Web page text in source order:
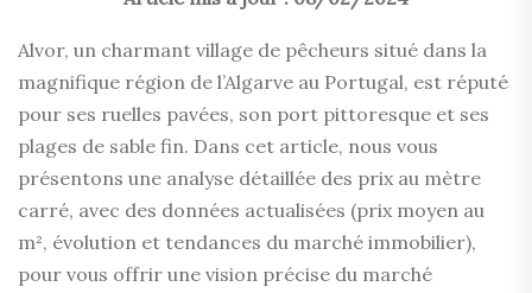
Alvor, un charmant village de pêcheurs situé dans la
magnifique région de l’Algarve au Portugal, est réputé
pour ses ruelles pavées, son port pittoresque et ses
plages de sable fin. Dans cet article, nous vous
présentons une analyse détaillée des prix au mètre
carré, avec des données actualisées (prix moyen au
m², évolution et tendances du marché immobilier),
pour vous offrir une vision précise du marché